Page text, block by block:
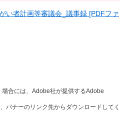
い者計画等審議会_議事録 [PDFファ
合には、Adobe社が提供するAdobe
バナーのリンク先からダウンロードしてく